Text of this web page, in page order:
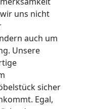
uns nicht
auch um
Unsere
sicher
Egal,